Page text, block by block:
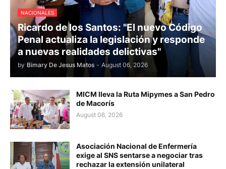
NACIONALES
Ricardo de los Santos: "El nuevo Código
Penal actualiza la legislación y responde
a nuevas realidades delictivas"
by Bimary De Jesus Matos - August 06, 2026
MICM lleva la Ruta Mipymes a San Pedro
de Macorís
August 06, 2026
Asociación Nacional de Enfermería
exige al SNS sentarse a negociar tras
rechazar la extensión unilateral